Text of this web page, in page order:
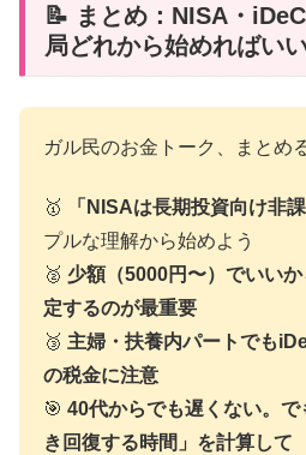
📝 まとめ：NISA・
局どれから始めればい
ガル民のお金トーク、まとめ
🥇 「NISAは長期投資向け非課
プルな理解から始めよう
🥈 少額（5000円〜）でいい
定するのが最重要
🥉 主婦・扶養内パートでも
の税金に注意
🎯 40代からでも遅くない。
き回復する時間」を計算して